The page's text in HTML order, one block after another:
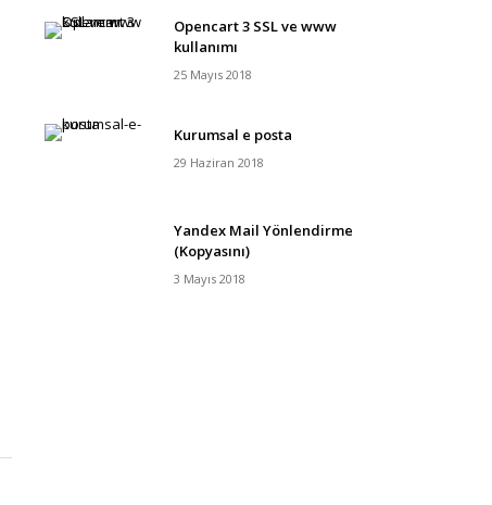
Opencart 3 SSL ve www
kullanımı
25 Mayıs 2018
Kurumsal e posta
29 Haziran 2018
Yandex Mail Yönlendirme
(Kopyasını)
3 Mayıs 2018